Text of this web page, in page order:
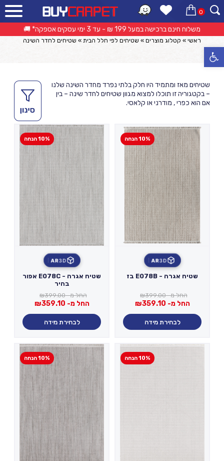
פתח סרגל נגישות
אפשרות החזרה/החלפה עד 14 ימי עסקים 🔁
0 שטיחים לחדר השינה
ראשי » קטלוג מוצרים » שטיחים לפי חלל הבית » שטיחים לחדר השינה
שטיחים מאז ומתמיד היו חלק בלתי נפרד מחדר השינה שלנו
– בקטגוריה זו תוכלו למצוא מגוון שטיחים לחדר שינה – בין
אם הוא כפרי , מודרני או קלאסי.
10% הנחה
3D
AR
שטיח אגרה - E078B בז
החל מ- ₪399.00
החל מ- ₪359.10
לבחירת מידה
10% הנחה
3D
AR
שטיח אגרה - E078C אפור
בהיר
החל מ- ₪399.00
החל מ- ₪359.10
לבחירת מידה
10% הנחה 10% הנחה